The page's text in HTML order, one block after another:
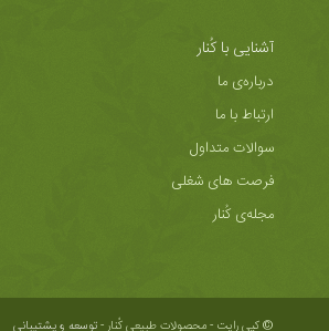
آشنایی با کُنار
درباره‌ی ما
ارتباط با ما
سوالات متداول
فرصت های شغلی
مجله‌ی کُنار
© کپی رایت - محصولات طبیعی کُنار -توسعه و پشتیبانی